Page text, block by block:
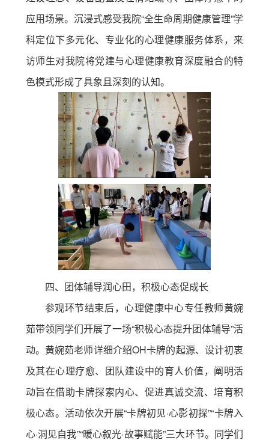
应用场景。沉浸式感受我院“全生命周期健康管理”学
科定位下多元化、专业化的心理健康服务体系，来
访师生对我院将党建与心理健康教育深度融合的特
色模式形成了具象且深刻的认知。
四、团体辅导润心田，积极心态促成长
参观环节结束后，心理健康中心专任教师黄婉
茹带领同学们开展了一场“积极心态提升团体辅导”活
动。黄婉茹老师详细介绍OH卡牌的起源、设计初衷
及其在心理疗愈、团队建设中的育人价值，阐明活
动旨在借助卡牌探索内心、促进真诚交流、培育积
极心态。活动依次开展“卡牌初见·心影初探”“卡牌入
心·洞见自我”“暖心叙光·故事赋能”三大环节。同学们